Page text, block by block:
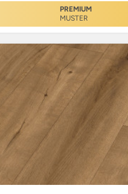
PREMIUM
MUSTER